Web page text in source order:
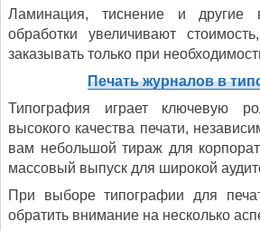
Ламинация, тиснение и другие
обработки увеличивают
заказывать только при
Печать журналов в
Типография играет ключевую
высокого качества печати,
вам небольшой тираж для
массовый выпуск для широкой
При выборе типографии для
обратить внимание на несколько